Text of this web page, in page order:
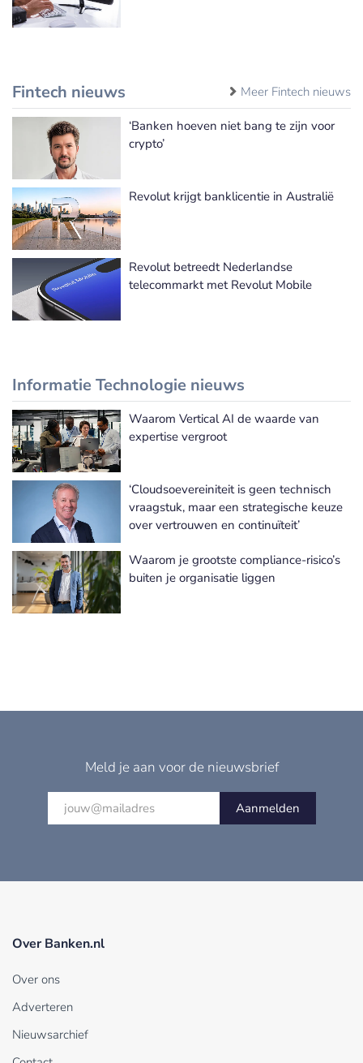
Fintech nieuws Meer Fintech nieuws
‘Banken hoeven niet bang te zijn voor
crypto’
Revolut krijgt banklicentie in Australië
Revolut betreedt Nederlandse
telecommarkt met Revolut Mobile
Informatie Technologie nieuws
Meer Informatie Technologie nieuws
Waarom Vertical AI de waarde van
expertise vergroot
‘Cloudsoevereiniteit is geen technisch
vraagstuk, maar een strategische keuze
over vertrouwen en continuïteit’
Waarom je grootste compliance-risico’s
buiten je organisatie liggen
Meld je aan voor de nieuwsbrief
Aanmelden
Over Banken.nl
Over ons
Adverteren
Nieuwsarchief